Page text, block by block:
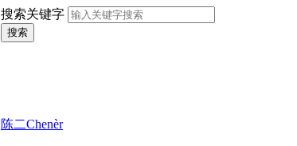
搜索关键字
搜索
陈二Chenèr